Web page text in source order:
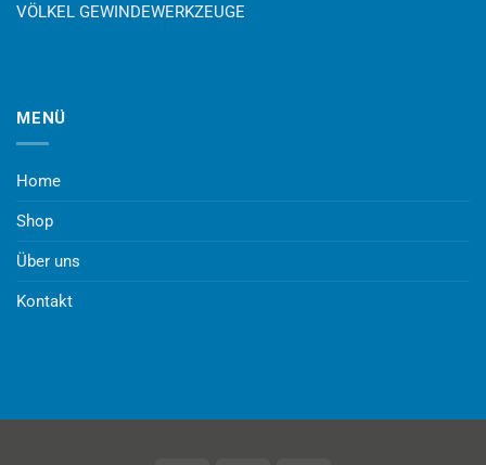
VÖLKEL GEWINDEWERKZEUGE
MENÜ
Home
Shop
Über uns
Kontakt